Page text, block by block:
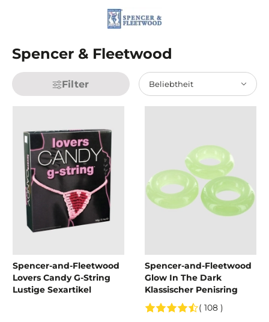
Spencer & Fleetwood
Filter Beliebtheit
Spencer-and-Fleetwood
Lovers Candy G-String
Lustige Sexartikel
Spencer-and-Fleetwood
Glow In The Dark
Klassischer Penisring
( 108 )